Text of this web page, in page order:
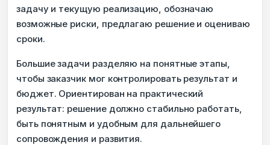
задачу и текущую реализацию, обозначаю
возможные риски, предлагаю решение и оцениваю
сроки.
Большие задачи разделяю на понятные этапы,
чтобы заказчик мог контролировать результат и
бюджет. Ориентирован на практический
результат: решение должно стабильно работать,
быть понятным и удобным для дальнейшего
сопровождения и развития.